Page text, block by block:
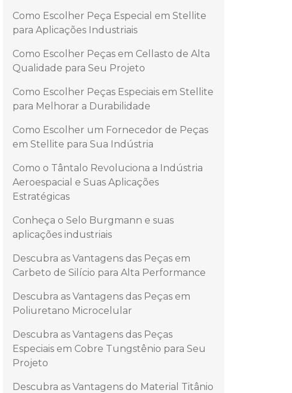
Como Escolher Peça Especial em Stellite
para Aplicações Industriais
Como Escolher Peças em Cellasto de Alta
Qualidade para Seu Projeto
Como Escolher Peças Especiais em Stellite
para Melhorar a Durabilidade
Como Escolher um Fornecedor de Peças
em Stellite para Sua Indústria
Como o Tântalo Revoluciona a Indústria
Aeroespacial e Suas Aplicações
Estratégicas
Conheça o Selo Burgmann e suas
aplicações industriais
Descubra as Vantagens das Peças em
Carbeto de Silício para Alta Performance
Descubra as Vantagens das Peças em
Poliuretano Microcelular
Descubra as Vantagens das Peças
Especiais em Cobre Tungstênio para Seu
Projeto
Descubra as Vantagens do Material Titânio